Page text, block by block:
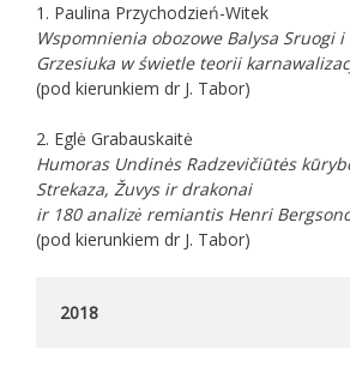
1. Paulina Przychodzień-Witek
Wspomnienia obozowe Balysa Sruogi i
Grzesiuka w świetle teorii
(pod kierunkiem dr J. Tabor)
2. Eglė Grabauskaitė
Humoras Undinės Radzevičiūtės
Strekaza, Žuvys ir drakonai
ir 180 analizė remiantis Henri
(pod kierunkiem dr J. Tabor)
2018